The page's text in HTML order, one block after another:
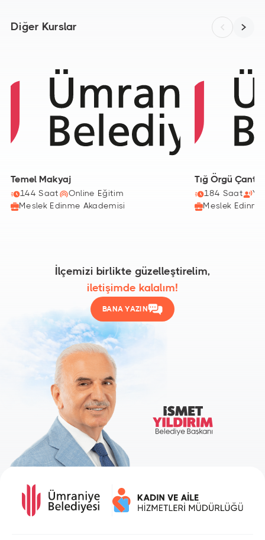
Diğer Kurslar
Temel Makyaj
144 Saat
Online Eğitim
Meslek Edinme Akademisi
Tığ Örgü Çanta
184 Saat
Meslek
İlçemizi birlikte güzelleştirelim,
iletişimde kalalım!
BANA YAZIN